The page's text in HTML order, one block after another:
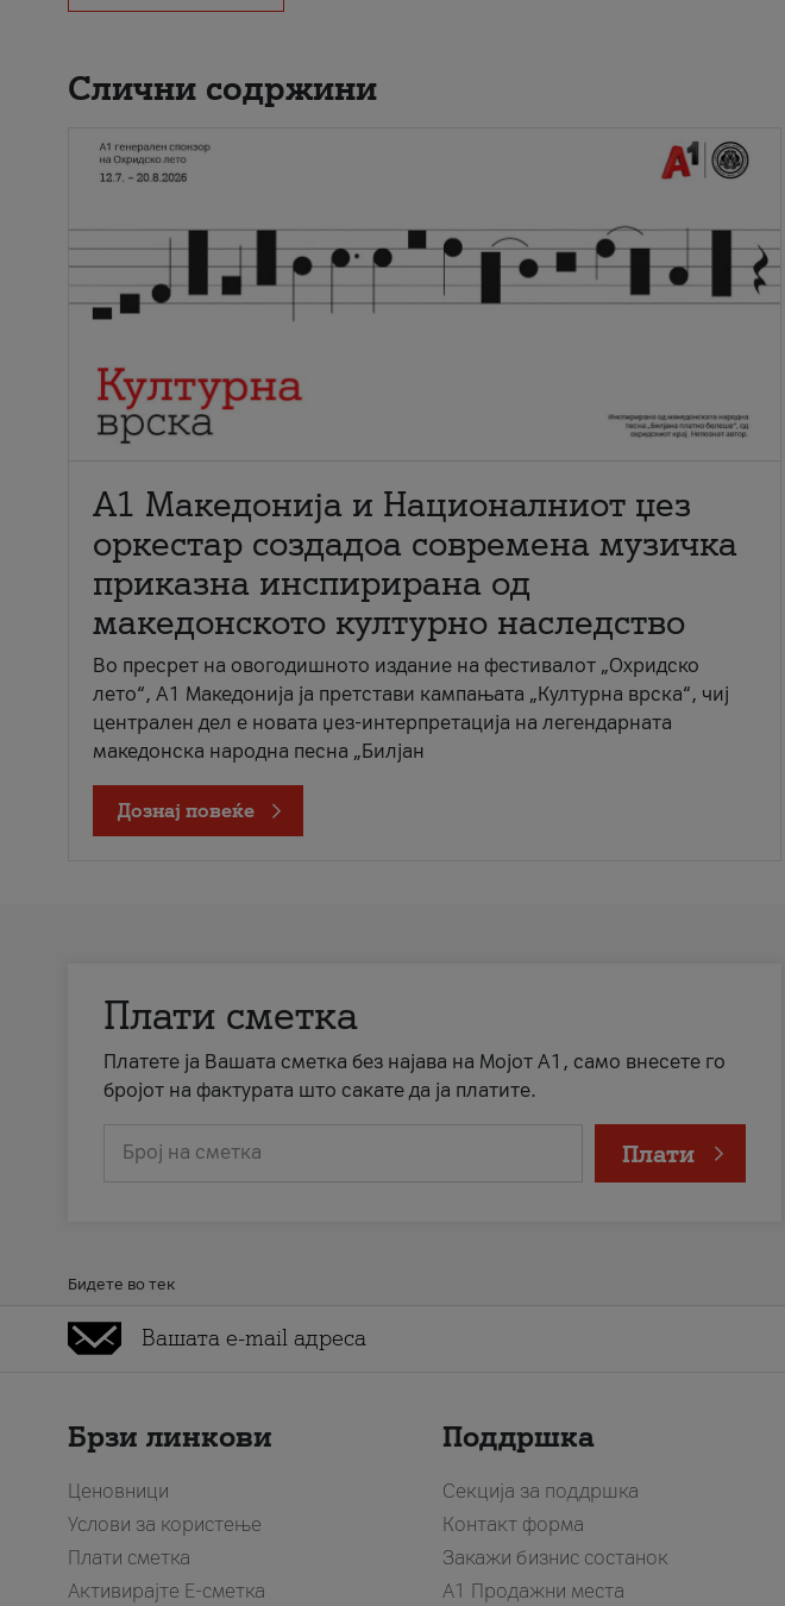
Слични содржини
А1 Македонија и Националниот џез
оркестар создадоа современа музичка
приказна инспирирана од
македонското културно наследство
Во пресрет на овогодишното издание на фестивалот „Охридско
лето“, А1 Македонија ја претстави кампањата „Културна врска“, чиј
централен дел е новата џез-интерпретација на легендарната
македонска народна песна „Билјан
Дознај повеќе
Плати сметка
Платете ја Вашата сметка без најава на Мојот А1, само внесете го
бројот на фактурата што сакате да ја платите.
Број на сметка Плати
Бидете во тек
Брзи линкови
Ценовници
Услови за користење
Плати сметка
Активирајте Е-сметка
Поддршка
Секција за поддршка
Контакт форма
Закажи бизнис состанок
A1 Продажни места